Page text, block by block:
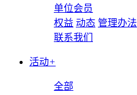
单位会员
权益 动态 管理办法
联系我们
活动+
全部